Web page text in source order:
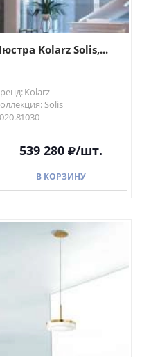
Kolarz Solis,...
Kolarz
Solis
539 280 /шт.
В КОРЗИНУ